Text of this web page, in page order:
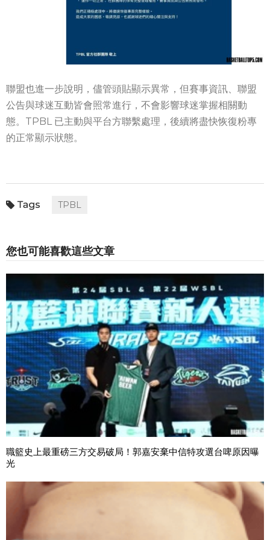
聯盟也進一步說明，儘管頭貼顯示異常，但賽事資訊、聯盟
公告與球迷互動皆會照常進行，不會影響球迷掌握相關動
態。TPBL 已主動與平台方聯繫處理，後續將盡快恢復粉專
的正常顯示狀態。
TPBL
您也可能喜歡這些文章
職籃史上最重磅三方交易破局！郭嘉安棄中信特攻選台啤原因曝
光